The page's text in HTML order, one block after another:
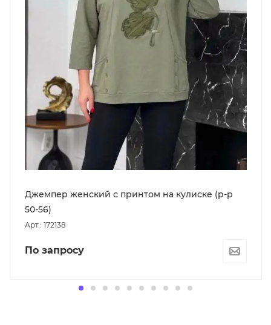
Джемпер женский с принтом на кулиске (р-р
50-56)
Арт.: 172138
По запросу